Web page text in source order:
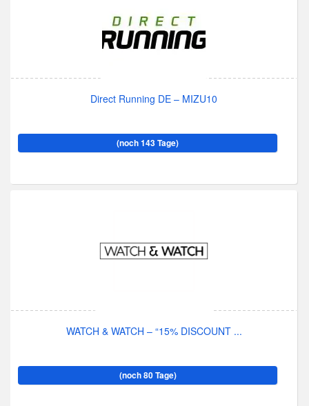
Direct Running DE – MIZU10
(noch 143 Tage)
WATCH & WATCH – “15% DISCOUNT ...
(noch 80 Tage)